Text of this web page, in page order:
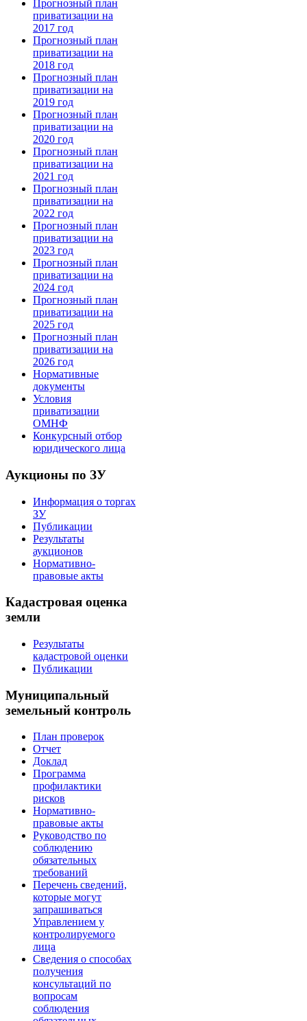
Прогнозный план
приватизации на
2017 год
Прогнозный план
приватизации на
2018 год
Прогнозный план
приватизации на
2019 год
Прогнозный план
приватизации на
2020 год
Прогнозный план
приватизации на
2021 год
Прогнозный план
приватизации на
2022 год
Прогнозный план
приватизации на
2023 год
Прогнозный план
приватизации на
2024 год
Прогнозный план
приватизации на
2025 год
Прогнозный план
приватизации на
2026 год
Нормативные
документы
Условия
приватизации
ОМНФ
Конкурсный отбор
юридического лица
Аукционы по ЗУ
Информация о торгах
ЗУ
Публикации
Результаты
аукционов
Нормативно-
правовые акты
Кадастровая оценка
земли
Результаты
кадастровой оценки
Публикации
Муниципальный
земельный контроль
План проверок
Отчет
Доклад
Программа
профилактики
рисков
Нормативно-
правовые акты
Руководство по
соблюдению
обязательных
требований
Перечень сведений,
которые могут
запрашиваться
Управлением у
контролируемого
лица
Сведения о способах
получения
консультаций по
вопросам
соблюдения